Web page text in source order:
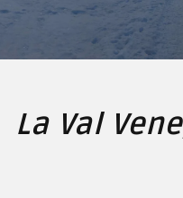
La Val